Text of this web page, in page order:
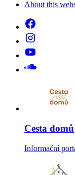
About this
Cesta domů
Informační